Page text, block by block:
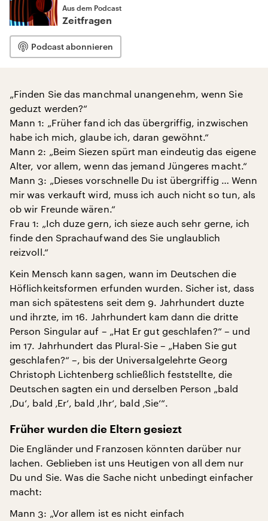
Aus dem Podcast
Zeitfragen
Podcast abonnieren
„Finden Sie das manchmal unangenehm, wenn Sie
geduzt werden?“
Mann 1: „Früher fand ich das übergriffig, inzwischen
habe ich mich, glaube ich, daran gewöhnt.“
Mann 2: „Beim Siezen spürt man eindeutig das eigene
Alter, vor allem, wenn das jemand Jüngeres macht.“
Mann 3: „Dieses vorschnelle Du ist übergriffig … Wenn
mir was verkauft wird, muss ich auch nicht so tun, als
ob wir Freunde wären.“
Frau 1: „Ich duze gern, ich sieze auch sehr gerne, ich
finde den Sprachaufwand des Sie unglaublich
reizvoll.“
Kein Mensch kann sagen, wann im Deutschen die
Höflichkeitsformen erfunden wurden. Sicher ist, dass
man sich spätestens seit dem 9. Jahrhundert duzte
und ihrzte, im 16. Jahrhundert kam dann die dritte
Person Singular auf – „Hat Er gut geschlafen?“ – und
im 17. Jahrhundert das Plural-Sie – „Haben Sie gut
geschlafen?“ –, bis der Universalgelehrte Georg
Christoph Lichtenberg schließlich feststellte, die
Deutschen sagten ein und derselben Person „bald
‚Du‘, bald ‚Er‘, bald ‚Ihr‘, bald ‚Sie‘“.
Früher wurden die Eltern gesiezt
Die Engländer und Franzosen könnten darüber nur
lachen. Geblieben ist uns Heutigen von all dem nur
Du und Sie. Was die Sache nicht unbedingt einfacher
macht:
Mann 3: „Vor allem ist es nicht einfach